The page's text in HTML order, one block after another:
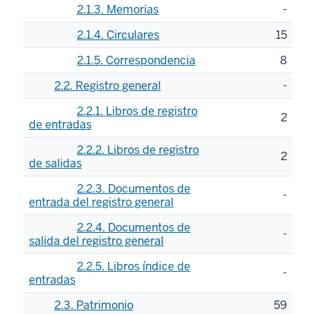
2.1.3. Memorias
-
2.1.4. Circulares
15
2.1.5. Correspondencia
8
2.2. Registro general
-
2.2.1. Libros de registro
de entradas
2
2.2.2. Libros de registro
de salidas
2
2.2.3. Documentos de
entrada del registro general
-
2.2.4. Documentos de
salida del registro general
-
2.2.5. Libros índice de
entradas
-
2.3. Patrimonio
59